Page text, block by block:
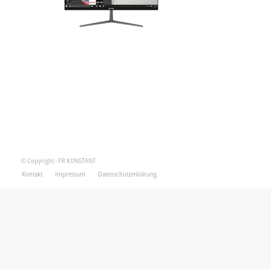
© Copyright - PR KONSTANT
Kontakt
Impressum Datenschutzerklärung